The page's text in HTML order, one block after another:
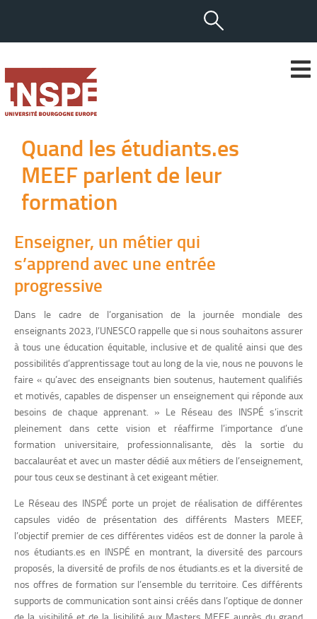
Quand les étudiants.es
MEEF parlent de leur
formation
Enseigner, un métier qui
s’apprend avec une entrée
progressive
Dans le cadre de l’organisation de la journée mondiale des
enseignants 2023, l’UNESCO rappelle que si nous souhaitons assurer
à tous une éducation équitable, inclusive et de qualité ainsi que des
possibilités d’apprentissage tout au long de la vie, nous ne pouvons le
faire « qu’avec des enseignants bien soutenus, hautement qualifiés
et motivés, capables de dispenser un enseignement qui réponde aux
besoins de chaque apprenant. » Le Réseau des INSPÉ s’inscrit
pleinement dans cette vision et réaffirme l’importance d’une
formation universitaire, professionnalisante, dès la sortie du
baccalauréat et avec un master dédié aux métiers de l’enseignement,
pour tous ceux se destinant à cet exigeant métier.
Le Réseau des INSPÉ porte un projet de réalisation de différentes
capsules vidéo de présentation des différents Masters MEEF,
l’objectif premier de ces différentes vidéos est de donner la parole à
nos étudiants.es en INSPÉ en montrant, la diversité des parcours
proposés, la diversité de profils de nos étudiants.es et la diversité de
nos offres de formation sur l’ensemble du territoire. Ces différents
supports de communication sont ainsi créés dans l’optique de donner